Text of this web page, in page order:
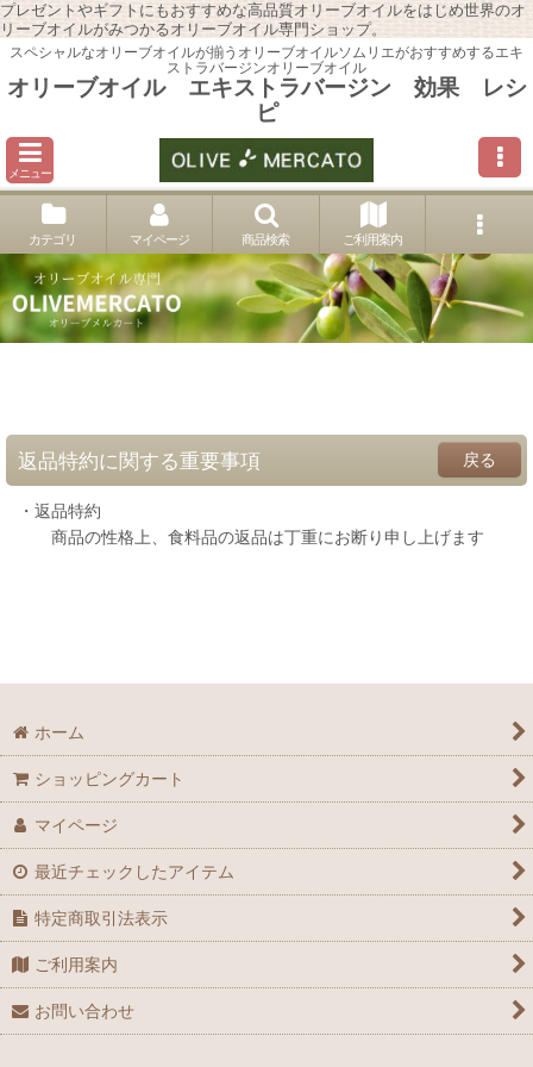
プレゼントやギフトにもおすすめな高品質オリーブオイルをはじめ世界のオ
リーブオイルがみつかるオリーブオイル専門ショップ。
スペシャルなオリーブオイルが揃うオリーブオイルソムリエがおすすめするエキ
ストラバージンオリーブオイル
オリーブオイル エキストラバージン 効果 レシ
ピ
メニュー
カテゴリ マイページ 商品検索 ご利用案内
返品特約に関する重要事項 戻る
・返品特約
商品の性格上、食料品の返品は丁重にお断り申し上げます
ホーム
ショッピングカート
マイページ
最近チェックしたアイテム
特定商取引法表示
ご利用案内
お問い合わせ